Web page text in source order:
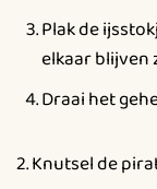
Plak de
elkaar blijven
Draai het
2. Knutsel de